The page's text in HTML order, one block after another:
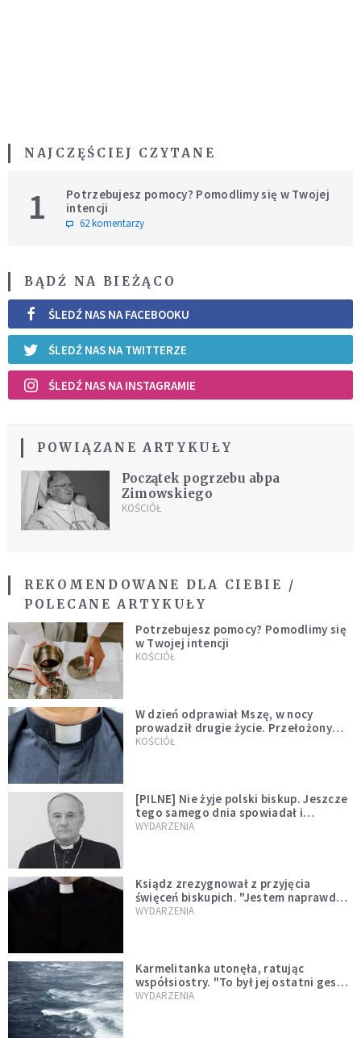
NAJCZĘŚCIEJ CZYTANE
1
Potrzebujesz pomocy? Pomodlimy się w Twojej
intencji
62 komentarzy
BĄDŹ NA BIEŻĄCO
ŚLEDŹ NAS NA FACEBOOKU
ŚLEDŹ NAS NA TWITTERZE
ŚLEDŹ NAS NA INSTAGRAMIE
POWIĄZANE ARTYKUŁY
Początek pogrzebu abpa
Zimowskiego
KOŚCIÓŁ
REKOMENDOWANE DLA CIEBIE /
POLECANE ARTYKUŁY
Potrzebujesz pomocy? Pomodlimy się
w Twojej intencji
KOŚCIÓŁ
W dzień odprawiał Mszę, w nocy
prowadził drugie życie. Przełożony
kazał mu opuścić zakon
KOŚCIÓŁ
[PILNE] Nie żyje polski biskup. Jeszcze
tego samego dnia spowiadał i
sprawował Mszę świętą
WYDARZENIA
Ksiądz zrezygnował z przyjęcia
święceń biskupich. "Jestem naprawdę
niegodny"
WYDARZENIA
Karmelitanka utonęła, ratując
współsiostry. "To był jej ostatni gest
miłości"
WYDARZENIA